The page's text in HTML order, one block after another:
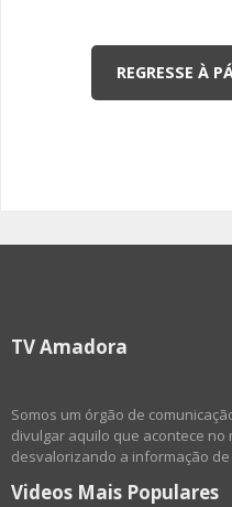
REGRESSE À
TV Amadora
Somos um órgão de
divulgar aquilo que acontece no
desvalorizando a informação
Videos Mais Populares